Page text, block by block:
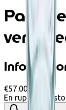
Pack
verre
€57.00
En rupture de